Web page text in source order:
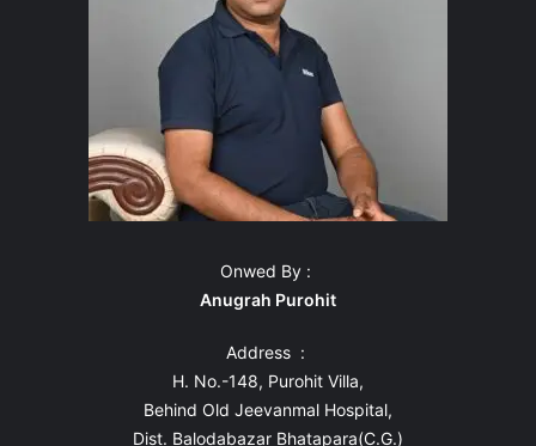
Onwed By :
Anugrah Purohit
Address :
H. No.-148, Purohit Villa,
Behind Old Jeevanmal Hospital,
Dist. Balodabazar Bhatapara(C.G.)